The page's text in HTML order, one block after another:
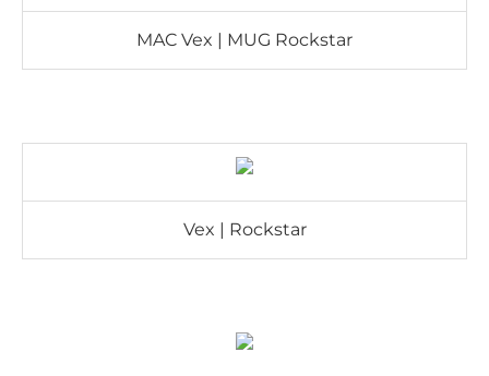
MAC Vex | MUG Rockstar
Vex | Rockstar